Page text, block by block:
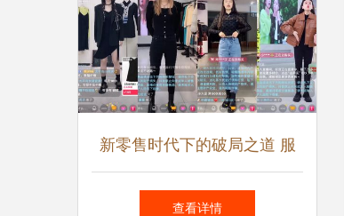
新零售时代下的破局之道 服
饰品牌为线下门店寻找新增量
查看详情